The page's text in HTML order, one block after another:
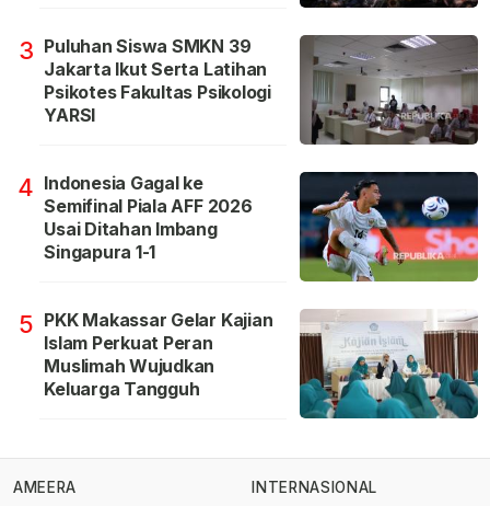
3 Puluhan Siswa SMKN 39
Jakarta Ikut Serta Latihan
Psikotes Fakultas Psikologi
YARSI
4 Indonesia Gagal ke
Semifinal Piala AFF 2026
Usai Ditahan Imbang
Singapura 1-1
5 PKK Makassar Gelar Kajian
Islam Perkuat Peran
Muslimah Wujudkan
Keluarga Tangguh
AMEERA
INTERNASIONAL